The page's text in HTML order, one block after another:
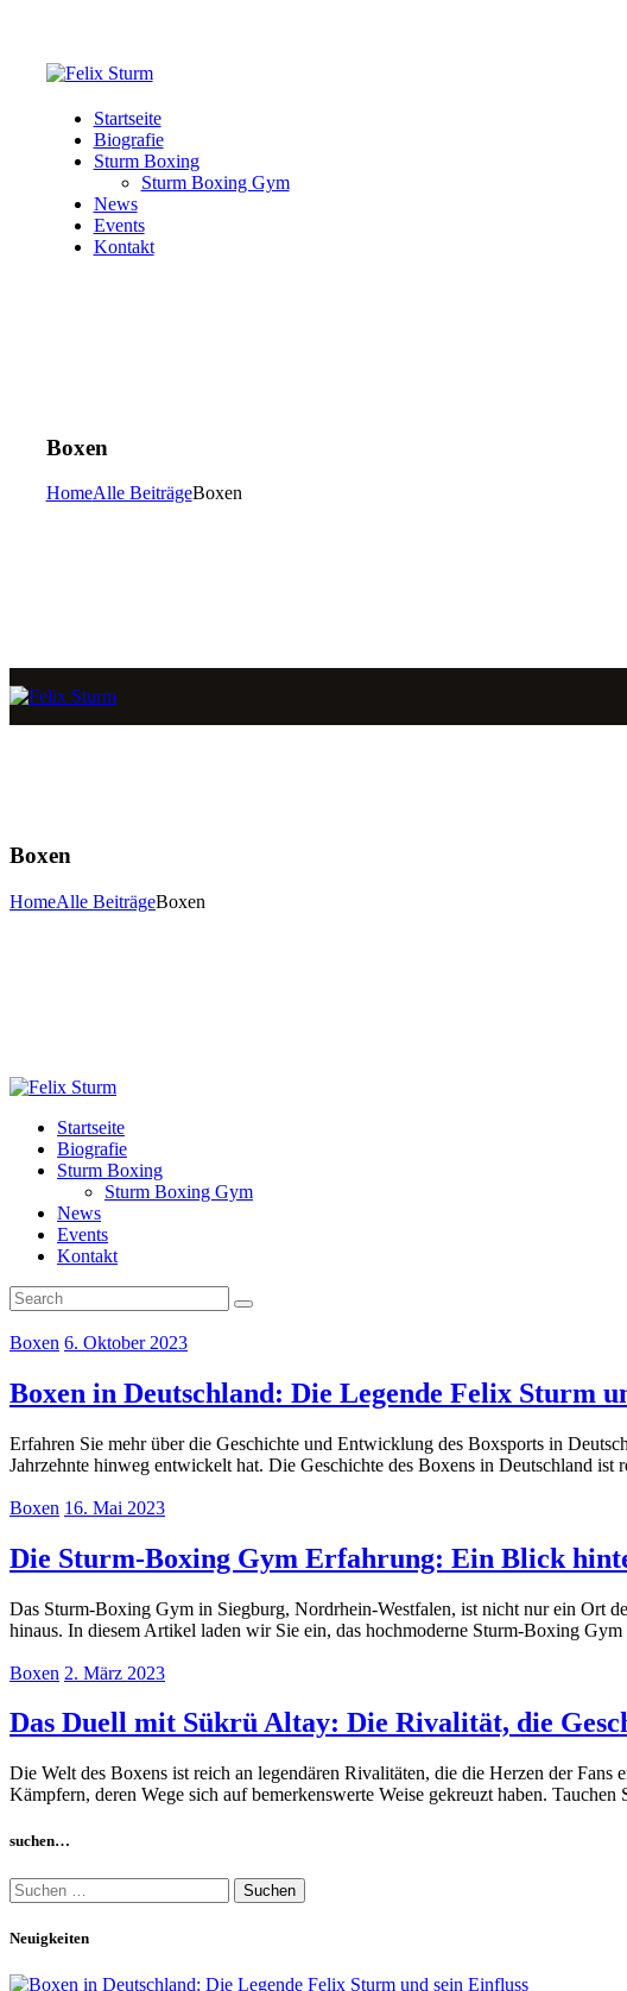
Startseite
Biografie
Sturm Boxing
Sturm Boxing Gym
News
Events
Kontakt
Boxen
HomeAlle BeiträgeBoxen
Boxen
HomeAlle BeiträgeBoxen
Startseite
Biografie
Sturm Boxing
Sturm Boxing Gym
News
Events
Kontakt
Boxen 6. Oktober 2023
Boxen in Deutschland: Die Legende Felix Sturm
Erfahren Sie mehr über die Geschichte und Entwicklung des Boxsports in
Jahrzehnte hinweg entwickelt hat. Die Geschichte des Boxens in Deutschland ist
Boxen 16. Mai 2023
Die Sturm-Boxing Gym Erfahrung: Ein Blick
Das Sturm-Boxing Gym in Siegburg, Nordrhein-Westfalen, ist nicht nur ein Ort
hinaus. In diesem Artikel laden wir Sie ein, das hochmoderne Sturm-Boxing
Boxen 2. März 2023
Das Duell mit Sükrü Altay: Die Rivalität, die
Die Welt des Boxens ist reich an legendären Rivalitäten, die die Herzen der
Kämpfern, deren Wege sich auf bemerkenswerte Weise gekreuzt haben.
suchen…
Suchen
nach:
Neuigkeiten